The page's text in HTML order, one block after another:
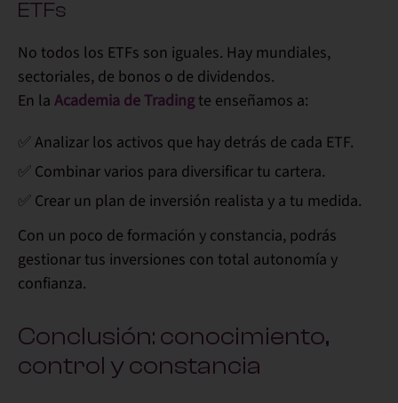
ETFs
No todos los ETFs son iguales. Hay mundiales,
sectoriales, de bonos o de dividendos.
En la Academia de Tradingte enseñamos a:
✅ Analizar los activos que hay detrás de cada ETF.
✅ Combinar varios para diversificar tu cartera.
✅ Crear un plan de inversión realista y a tu medida.
Con un poco de formación y constancia, podrás
gestionar tus inversiones con total autonomía y
confianza.
Conclusión: conocimiento,
control y constancia